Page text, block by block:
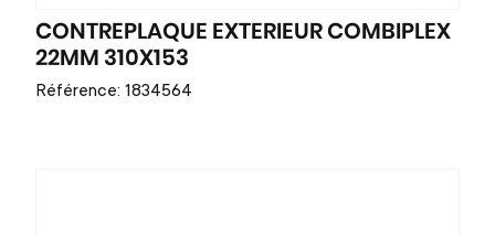
CONTREPLAQUE EXTERIEUR COMBIPLEX
22MM 310X153
Référence: 1834564